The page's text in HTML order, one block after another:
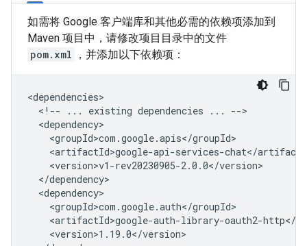
如需将 Google 客户端库和其他必需的依赖项添加到
Maven 项目中，请修改项目目录中的文件
pom.xml
，并添加以下依赖项：
<!--
... existing dependencies ...